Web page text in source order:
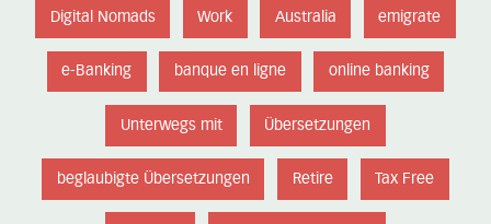
Digital Nomads Work Australia emigrate
e-Banking banque en ligne online banking
Unterwegs mit Übersetzungen
beglaubigte Übersetzungen Retire Tax Free